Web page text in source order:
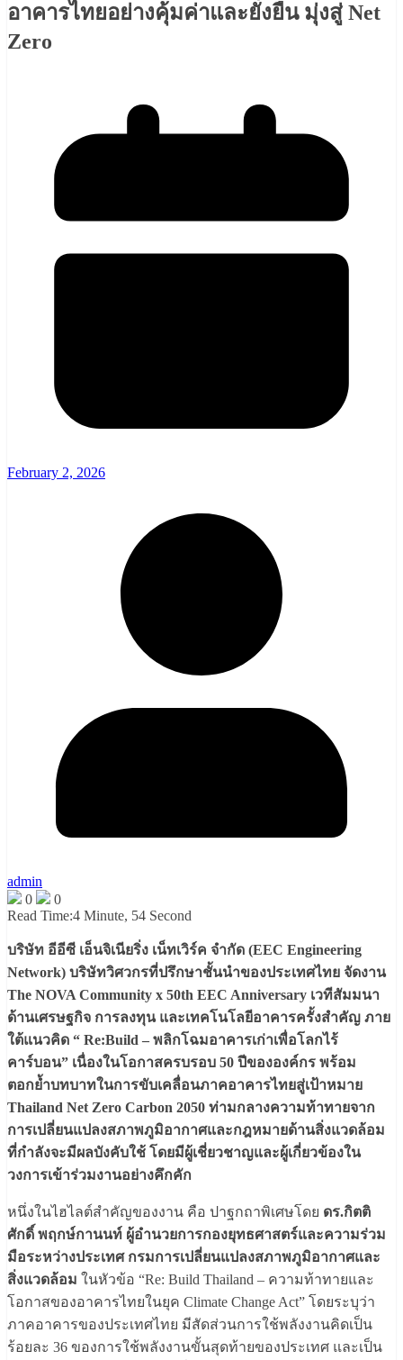
อาคารไทยอย่างคุ้มค่าและยั่งยืน มุ่งสู่ Net
Zero
February 2, 2026
admin
0
0
Read Time:4 Minute, 54 Second
บริษัท อีอีซี เอ็นจิเนียริ่ง เน็ทเวิร์ค จำกัด (EEC Engineering
Network) บริษัทวิศวกรที่ปรึกษาชั้นนำของประเทศไทย จัดงาน
The NOVA Community x 50th EEC Anniversary เวทีสัมมนา
ด้านเศรษฐกิจ การลงทุน และเทคโนโลยีอาคารครั้งสำคัญ ภาย
ใต้แนวคิด “ Re:Build – พลิกโฉมอาคารเก่าเพื่อโลกไร้
คาร์บอน” เนื่องในโอกาสครบรอบ 50 ปีขององค์กร พร้อม
ตอกย้ำบทบาทในการขับเคลื่อนภาคอาคารไทยสู่เป้าหมาย
Thailand Net Zero Carbon 2050 ท่ามกลางความท้าทายจาก
การเปลี่ยนแปลงสภาพภูมิอากาศและกฎหมายด้านสิ่งแวดล้อม
ที่กำลังจะมีผลบังคับใช้ โดยมีผู้เชี่ยวชาญและผู้เกี่ยวข้องใน
วงการเข้าร่วมงานอย่างคึกคัก
หนึ่งในไฮไลต์สำคัญของงาน คือ ปาฐกถาพิเศษโดย ดร.กิตติ
ศักดิ์ พฤกษ์กานนท์ ผู้อำนวยการกองยุทธศาสตร์และความร่วม
มือระหว่างประเทศ กรมการเปลี่ยนแปลงสภาพภูมิอากาศและ
สิ่งแวดล้อม ในหัวข้อ “Re: Build Thailand – ความท้าทายและ
โอกาสของอาคารไทยในยุค Climate Change Act” โดยระบุว่า
ภาคอาคารของประเทศไทย มีสัดส่วนการใช้พลังงานคิดเป็น
ร้อยละ 36 ของการใช้พลังงานขั้นสุดท้ายของประเทศ และเป็น